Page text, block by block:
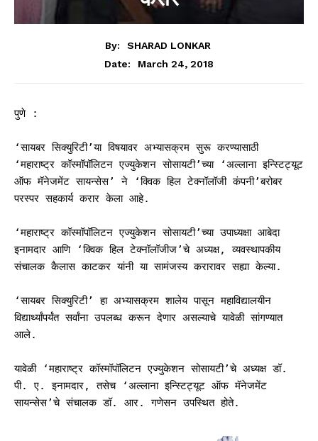
By:
SHARAD LONKAR
Date:
March 24, 2018
पुणे :
‘सायबर सिक्युरिटी’या विषयावर अभ्यासक्रम सुरू करण्यासाठी
‘महाराष्ट्र कॉस्मॉपॉलिटन एज्युकेशन सोसायटी’च्या ‘अल्लाना इन्स्टिट्यूट
ऑफ मॅनेजमेंट सायन्सेस’ ने ‘क्विक हिल टेक्नॉलॉजी कंपनी’बरोबर
परस्पर सहकार्य करार केला आहे.
‘महाराष्ट्र कॉस्मॉपॉलिटन एज्युकेशन सोसायटी’च्या उपाध्यक्षा आबेदा
इनामदार आणि ‘क्विक हिल टेक्नॉलॉजीज’चे अध्यक्ष, व्यवस्थापकीय
संचालक कैलास काटकर यांनी या सामंजस्य करारावर सह्या केल्या.
‘सायबर सिक्युरिटी’ हा अभ्यासक्रम शालेय पासून महाविद्यालयीन
विद्यार्थ्यांपर्यंत सर्वांना उपलब्ध करून देणार असल्याचे यावेळी सांगण्यात
आले.
यावेळी ‘महाराष्ट्र कॉस्मॉपॉलिटन एज्युकेशन सोसायटी’चे अध्यक्ष डॉ.
पी. ए. इनामदार, तसेच ‘अल्लाना इन्स्टिट्यूट ऑफ मॅनेजमेंट
सायन्सेस’चे संचालक डॉ. आर. गणेसन उपस्थित होते.